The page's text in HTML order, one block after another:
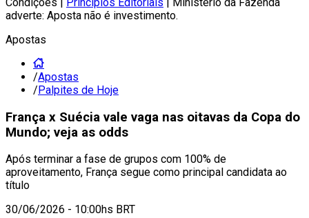
adverte: Aposta não é investimento.
Apostas
/Apostas
/Palpites de Hoje
França x Suécia vale vaga nas oitavas da Copa do
Mundo; veja as odds
Após terminar a fase de grupos com 100% de
aproveitamento, França segue como principal candidata ao
título
30/06/2026 - 10:00hs BRT